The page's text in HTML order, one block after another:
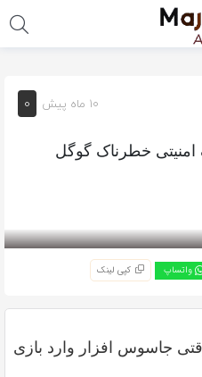
10 ماه پیش 0
امنیتی خطرناک گوگل
واتساپ کپی لینک
جاسوس افزار وارد بازی